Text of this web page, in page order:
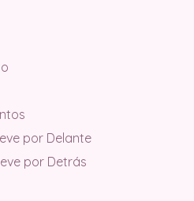
por Delante
por Detrás